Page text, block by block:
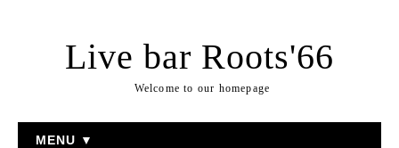
Live bar Roots'66
Welcome to our homepage
MENU ▼